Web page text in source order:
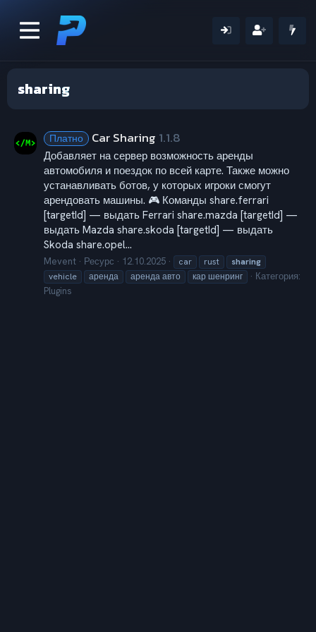
sharing
Платно Car Sharing 1.1.8
Добавляет на сервер возможность аренды
автомобиля и поездок по всей карте. Также можно
устанавливать ботов, у которых игроки смогут
арендовать машины. 🎮 Команды share.ferrari
[targetId] — выдать Ferrari share.mazda [targetId] —
выдать Mazda share.skoda [targetId] — выдать
Skoda share.opel...
Mevent Ресурс 12.10.2025 car rust
sharing
vehicle
аренда аренда авто кар шенринг
Категория:
Plugins